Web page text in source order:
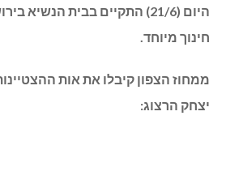
היום (21/6) התקיים בבית הנשיא
חינוך מיוחד.
ממחוז הצפון קיבלו את אות
יצחק הרצוג: